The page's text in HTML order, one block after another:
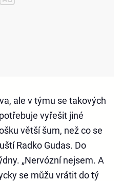
ale v týmu se takových
vyřešit jiné
větší šum, než co se
Radko Gudas. Do
„Nervózní nejsem. A
se můžu vrátit do tý